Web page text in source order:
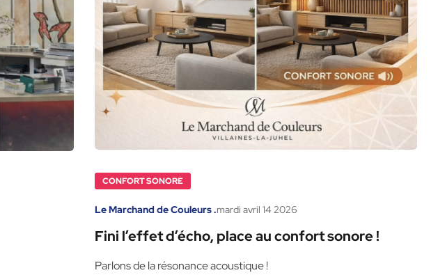
CONFORT SONORE
Le Marchand de Couleurs .mardi avril 14 2026
Fini l’effet d’écho, place au confort sonore !
Parlons de la résonance acoustique !